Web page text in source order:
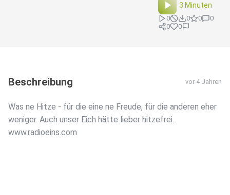
3 Minuten
0 0 0
0
0
0
Beschreibung vor 4 Jahren
Was ne Hitze - für die eine ne Freude, für die anderen eher
weniger. Auch unser Eich hätte lieber hitzefrei.
www.radioeins.com